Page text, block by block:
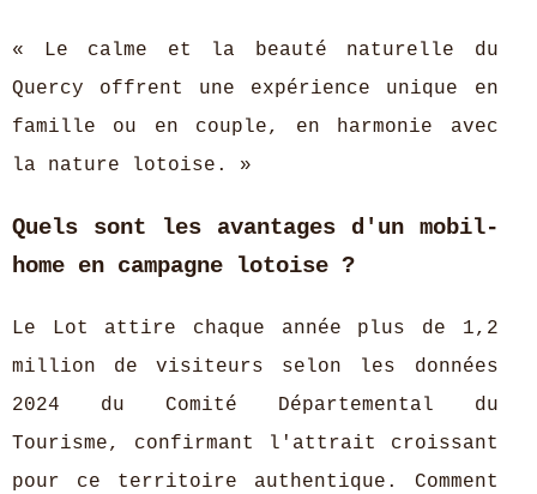
« Le calme et la beauté naturelle du
Quercy offrent une expérience unique en
famille ou en couple, en harmonie avec
la nature lotoise. »
Quels sont les avantages d'un mobil-
home en campagne lotoise ?
Le Lot attire chaque année plus de 1,2
million de visiteurs selon les données
2024 du Comité Départemental du
Tourisme, confirmant l'attrait croissant
pour ce territoire authentique. Comment